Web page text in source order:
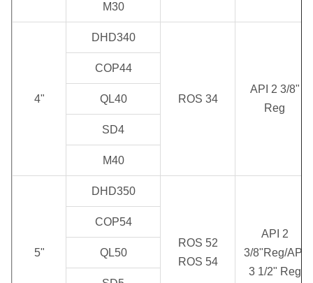
M30
4"
DHD340
ROS 34
API 2 3/8"
Reg
COP44
QL40
SD4
M40
5"
DHD350
ROS 52
ROS 54
API 2
3/8"Reg/API
3 1/2" Reg
COP54
QL50